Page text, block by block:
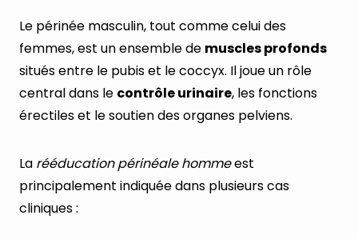
Le périnée masculin, tout comme celui des
femmes, est un ensemble de muscles profonds
situés entre le pubis et le coccyx. Il joue un rôle
central dans le contrôle urinaire, les fonctions
érectiles et le soutien des organes pelviens.
La rééducation périnéale hommeest
principalement indiquée dans plusieurs cas
cliniques :